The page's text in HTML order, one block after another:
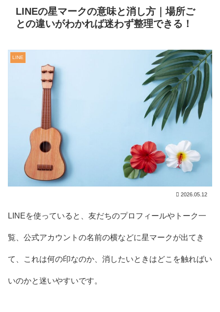
LINEの星マークの意味と消し方｜場所ご
との違いがわかれば迷わず整理できる！
LINE
2026.05.12
LINEを使っていると、友だちのプロフィールやトーク一
覧、公式アカウントの名前の横などに星マークが出てき
て、これは何の印なのか、消したいときはどこを触ればい
いのかと迷いやすいです。